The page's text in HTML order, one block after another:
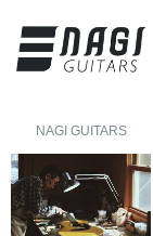
NAGI GUITARS